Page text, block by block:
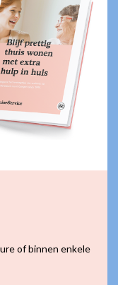
of binnen enkele